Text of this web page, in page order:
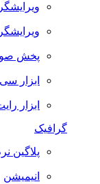
پخش
ابزار
ابزار
گرافیک
پلاگین
انیمیشن